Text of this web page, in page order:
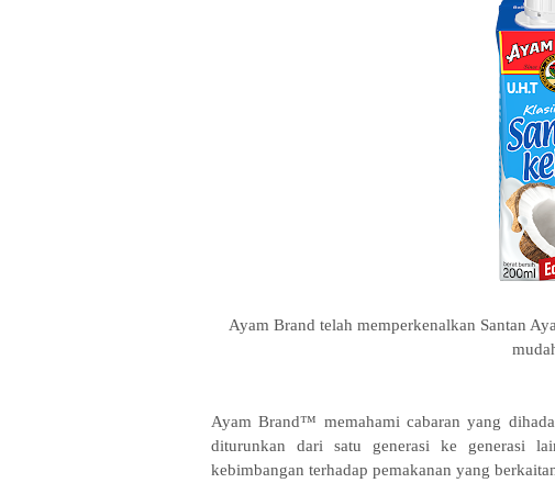
Ayam Brand telah memperkenalkan Santan
Ayam Brand™ memahami cabaran yang
diturunkan dari satu generasi ke generasi
kebimbangan terhadap pemakanan yang